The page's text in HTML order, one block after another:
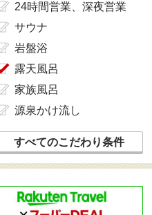
24時間営業、深夜営業
サウナ
岩盤浴
露天風呂
家族風呂
源泉かけ流し
すべてのこだわり条件